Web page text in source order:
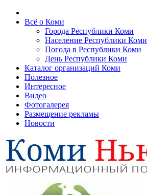
Всё о Коми
Города Республики Коми
Население Республики Коми
Погода в Республики Коми
День Республики Коми
Каталог организаций Коми
Полезное
Интересное
Видео
Фотогалерея
Размещение рекламы
Новости